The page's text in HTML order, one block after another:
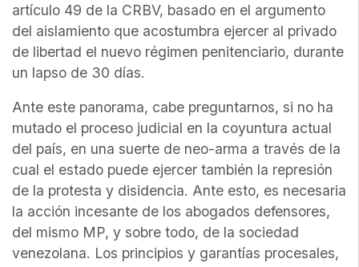
artículo 49 de la CRBV, basado en el argumento
del aislamiento que acostumbra ejercer al privado
de libertad el nuevo régimen penitenciario, durante
un lapso de 30 días.
Ante este panorama, cabe preguntarnos, si no ha
mutado el proceso judicial en la coyuntura actual
del país, en una suerte de neo-arma a través de la
cual el estado puede ejercer también la represión
de la protesta y disidencia. Ante esto, es necesaria
la acción incesante de los abogados defensores,
del mismo MP, y sobre todo, de la sociedad
venezolana. Los principios y garantías procesales,